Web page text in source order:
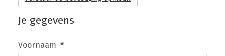
Je gegevens
Voornaam *